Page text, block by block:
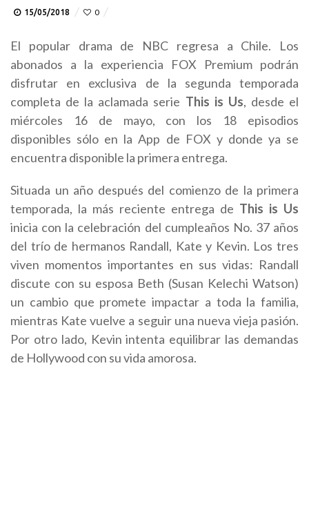
15/05/2018 0
El popular drama de NBC regresa a Chile. Los
abonados a la experiencia FOX Premium podrán
disfrutar en exclusiva de la segunda temporada
completa de la aclamada serie This is Us, desde el
miércoles 16 de mayo, con los 18 episodios
disponibles sólo en la App de FOX y donde ya se
encuentra disponible la primera entrega.
Situada un año después del comienzo de la primera
temporada, la más reciente entrega de This is Us
inicia con la celebración del cumpleaños No. 37 años
del trío de hermanos Randall, Kate y Kevin. Los tres
viven momentos importantes en sus vidas: Randall
discute con su esposa Beth (Susan Kelechi Watson)
un cambio que promete impactar a toda la familia,
mientras Kate vuelve a seguir una nueva vieja pasión.
Por otro lado, Kevin intenta equilibrar las demandas
de Hollywood con su vida amorosa.